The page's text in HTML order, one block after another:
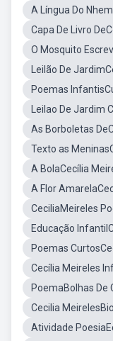
A Língua Do
Capa De Livro
O Mosquito
Leilão De
Poemas
Leilao De Jardim
As Borboletas
Texto as
A BolaCecília
A Flor
CeciliaMeireles
Educação
Poemas
Cecília Meireles
PoemaBolhas De
Cecilia
Atividade